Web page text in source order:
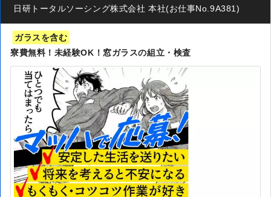
日研トータルソーシング株式会社 本社(お仕事No.9A381)
ガラスを含む
寮費無料！未経験OK！窓ガラスの組立・検査